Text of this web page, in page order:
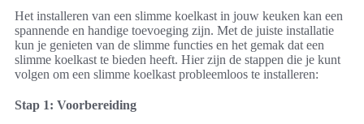
Het installeren van een slimme koelkast in jouw keuken kan een
spannende en handige toevoeging zijn. Met de juiste installatie
kun je genieten van de slimme functies en het gemak dat een
slimme koelkast te bieden heeft. Hier zijn de stappen die je kunt
volgen om een slimme koelkast probleemloos te installeren:
Stap 1: Voorbereiding